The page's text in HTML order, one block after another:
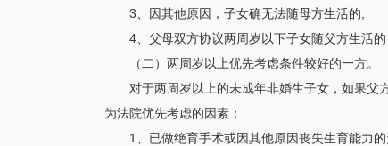
3、因其他原因，子女确无法随母方生活的;
4、父母双方协议两周岁以下子女随父方生活
（二）两周岁以上优先考虑条件较好的一方。
对于两周岁以上的未成年非婚生子女，如果父
为法院优先考虑的因素：
1、已做绝育手术或因其他原因丧失生育能力的;